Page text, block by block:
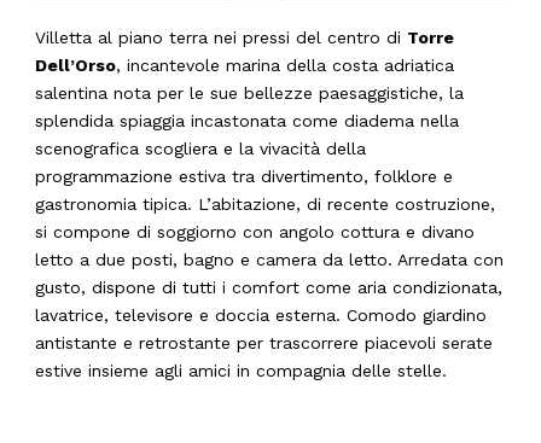
Villetta al piano terra nei pressi del centro di Torre
Dell’Orso, incantevole marina della costa adriatica
salentina nota per le sue bellezze paesaggistiche, la
splendida spiaggia incastonata come diadema nella
scenografica scogliera e la vivacità della
programmazione estiva tra divertimento, folklore e
gastronomia tipica. L’abitazione, di recente costruzione,
si compone di soggiorno con angolo cottura e divano
letto a due posti, bagno e camera da letto. Arredata con
gusto, dispone di tutti i comfort come aria condizionata,
lavatrice, televisore e doccia esterna. Comodo giardino
antistante e retrostante per trascorrere piacevoli serate
estive insieme agli amici in compagnia delle stelle.